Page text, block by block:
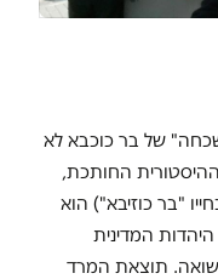
של בר כוכבא לא
החותכת,
"בר כוזיבא") הוא
המדינית
השואה. תוצאת המרד